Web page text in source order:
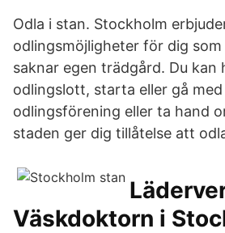
Odla i stan. Stockholm
odlingsmöjligheter för dig
saknar egen trädgård. Du kan
odlingslott, starta eller gå med
odlingsförening eller ta hand
staden ger dig tillåtelse att
Väskdoktorn i